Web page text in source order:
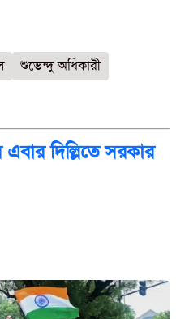
শুভেন্দু অধিকারী
এবার দিল্লিতে সরকার